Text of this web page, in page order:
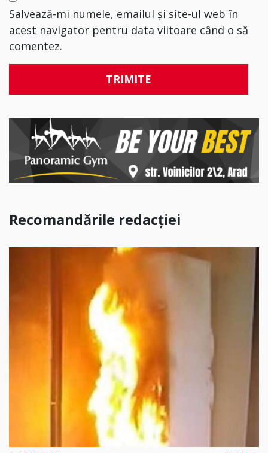
Salvează-mi numele, emailul și site-ul web în
acest navigator pentru data viitoare când o să
comentez.
Recomandările redacției